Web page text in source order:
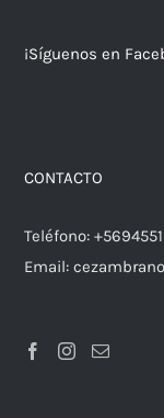
¡Síguenos en
CONTACTO
Teléfono:
Email: